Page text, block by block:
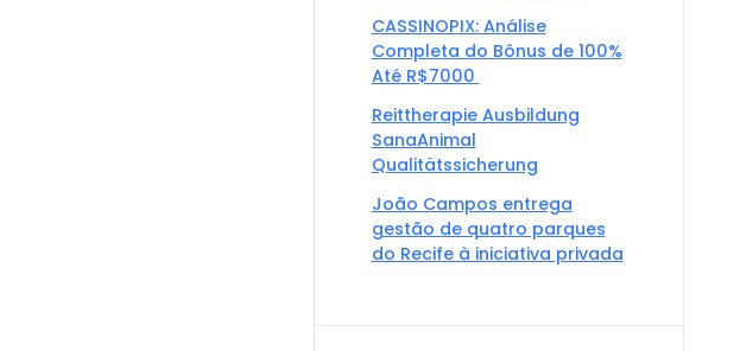
CASSINOPIX: Análise
Completa do Bônus de 100%
Até R$7000 ️
Reittherapie Ausbildung
SanaAnimal
Qualitätssicherung
João Campos entrega
gestão de quatro parques
do Recife à iniciativa privada